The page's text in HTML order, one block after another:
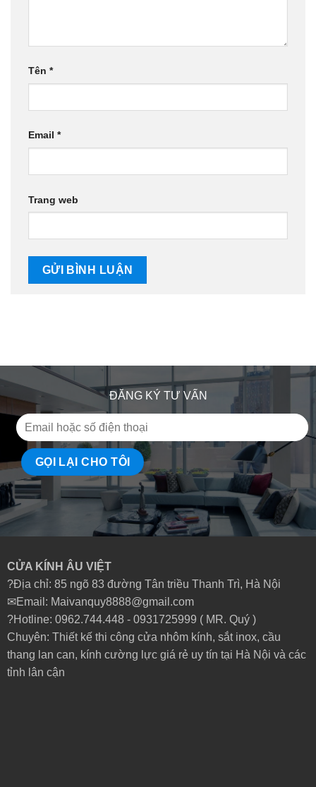
Tên *
Email *
Trang web
ĐĂNG KÝ TƯ VẤN
CỬA KÍNH ÂU VIỆT
?Địa chỉ: 85 ngõ 83 đường Tân triều Thanh Trì, Hà Nội
✉Email: Maivanquy8888@gmail.com
?Hotline: 0962.744.448 - 0931725999 ( MR. Quý )
Chuyên: Thiết kế thi công cửa nhôm kính, sắt inox, cầu
thang lan can, kính cường lực giá rẻ uy tín tại Hà Nội và các
tỉnh lân cận